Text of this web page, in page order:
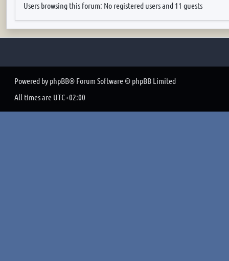
Users browsing this forum: No registered users and 11 guests
Powered by phpBB® Forum Software © phpBB Limited
All times are UTC+02:00